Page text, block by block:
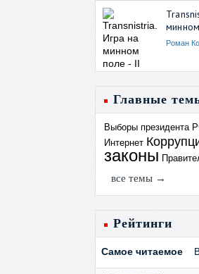
Роман
Главные
Выборы президента
Интернет
законы
все темы →
Рейтинги
Самое читаемое